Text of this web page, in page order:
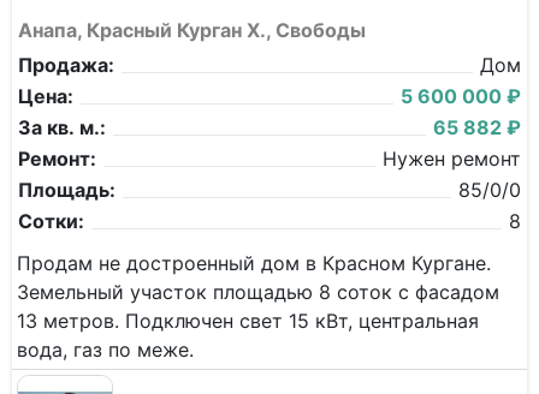
Анапа, Красный Курган Х., Свободы
Продажа:
Дом
Цена:
5 600 000 ₽
За кв. м.:
65 882 ₽
Ремонт:
Нужен ремонт
Площадь:
85/0/0
Сотки:
8
Продам не достроенный дом в Красном Кургане.
Земельный участок площадью 8 соток с фасадом
13 метров. Подключен свет 15 кВт, центральная
вода, газ по меже.